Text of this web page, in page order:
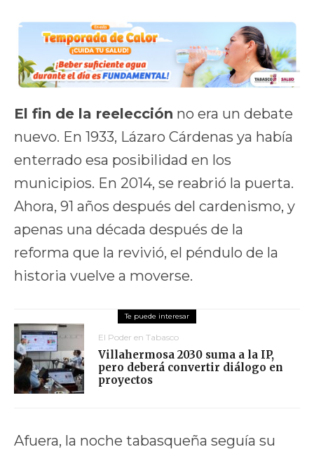
El fin de la reelección no era un debate
nuevo. En 1933, Lázaro Cárdenas ya había
enterrado esa posibilidad en los
municipios. En 2014, se reabrió la puerta.
Ahora, 91 años después del cardenismo, y
apenas una década después de la
reforma que la revivió, el péndulo de la
historia vuelve a moverse.
El Poder en Tabasco
Villahermosa 2030 suma a la IP,
pero deberá convertir diálogo en
proyectos
Afuera, la noche tabasqueña seguía su